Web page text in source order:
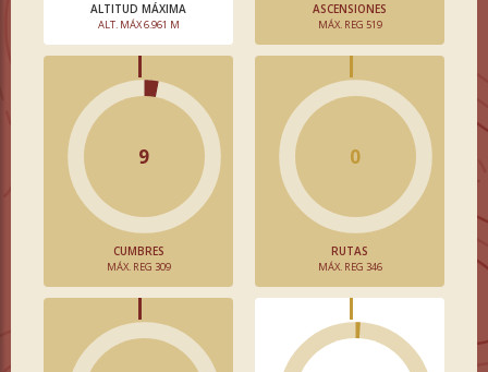
ALTITUD MÁXIMA
ALT. MÁX 6.961 M
ASCENSIONES
MÁX. REG 519
9
CUMBRES
MÁX. REG 309
0
RUTAS
MÁX. REG 346